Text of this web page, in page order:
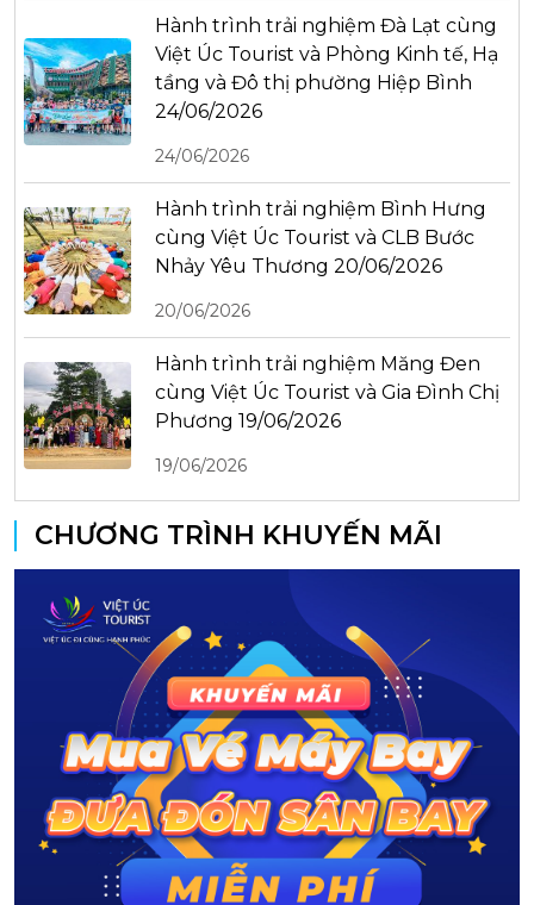
Hành trình trải nghiệm Đà Lạt cùng
Việt Úc Tourist và Phòng Kinh tế, Hạ
tầng và Đô thị phường Hiệp Bình
24/06/2026
24/06/2026
Hành trình trải nghiệm Bình Hưng
cùng Việt Úc Tourist và CLB Bước
Nhảy Yêu Thương 20/06/2026
20/06/2026
Hành trình trải nghiệm Măng Đen
cùng Việt Úc Tourist và Gia Đình Chị
Phương 19/06/2026
19/06/2026
CHƯƠNG TRÌNH KHUYẾN MÃI